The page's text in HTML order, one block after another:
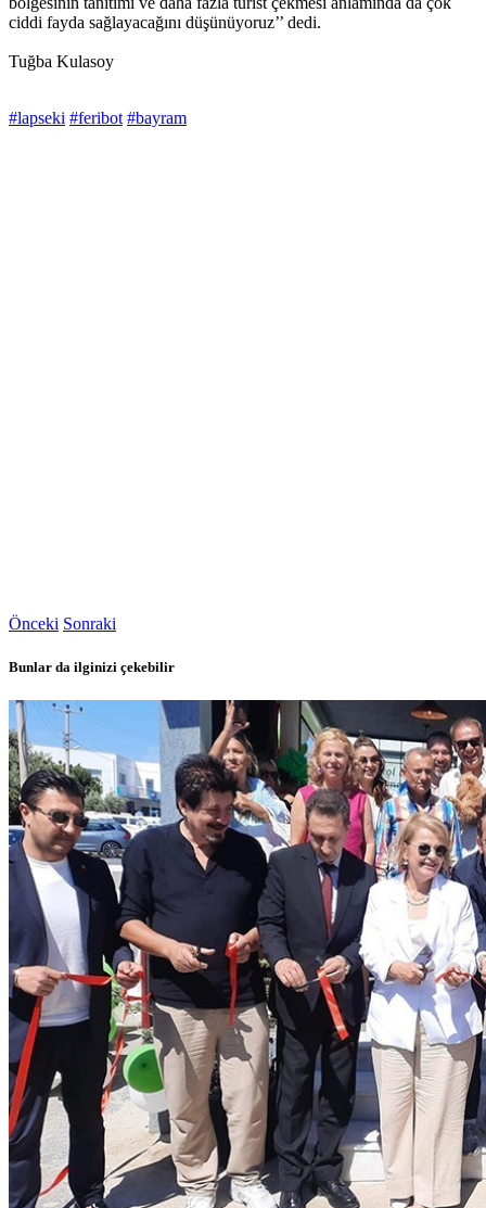
ciddi fayda sağlayacağını düşünüyoruz’’ dedi.
Tuğba Kulasoy
#lapseki #feribot #bayram
Önceki Sonraki
Bunlar da ilginizi çekebilir